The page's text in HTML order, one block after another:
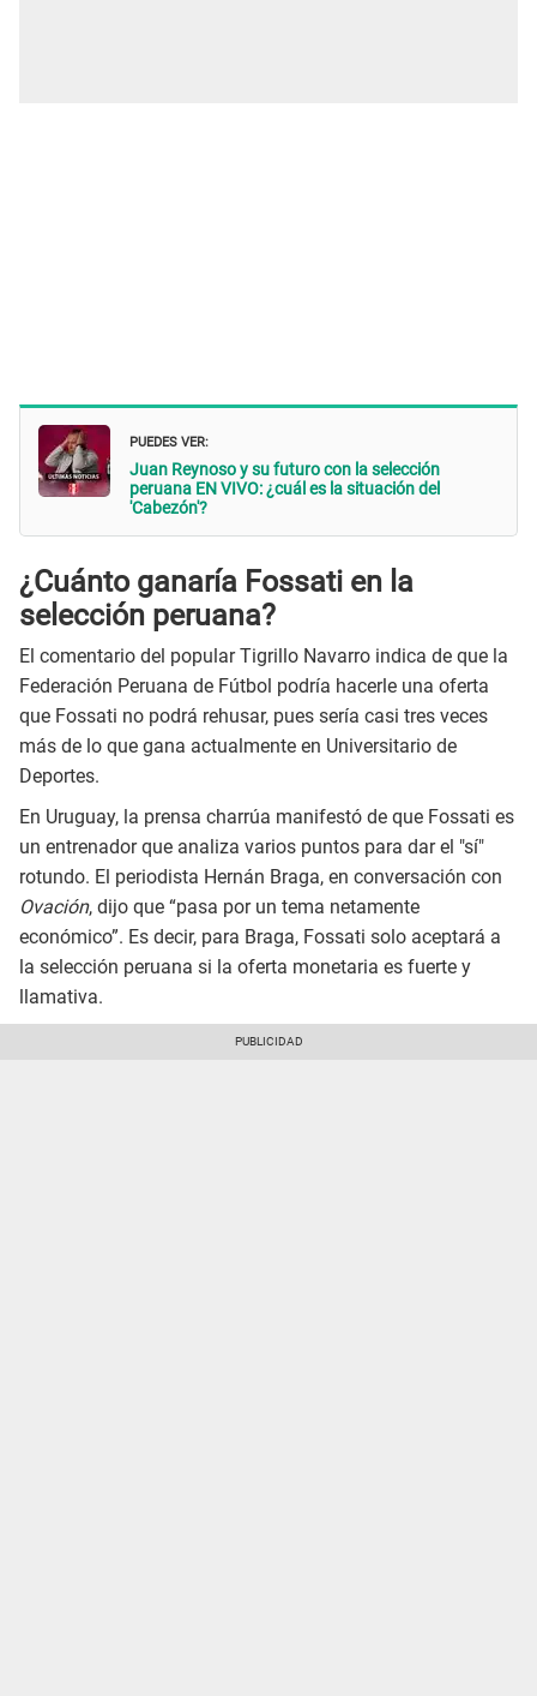
PUEDES VER:
Juan Reynoso y su futuro con la selección
peruana EN VIVO: ¿cuál es la situación del
'Cabezón'?
¿Cuánto ganaría Fossati en la
selección peruana?
El comentario del popular Tigrillo Navarro indica de que la
Federación Peruana de Fútbol podría hacerle una oferta
que Fossati no podrá rehusar, pues sería casi tres veces
más de lo que gana actualmente en Universitario de
Deportes.
En Uruguay, la prensa charrúa manifestó de que Fossati es
un entrenador que analiza varios puntos para dar el "sí"
rotundo. El periodista Hernán Braga, en conversación con
Ovación, dijo que “pasa por un tema netamente
económico”. Es decir, para Braga, Fossati solo aceptará a
la selección peruana si la oferta monetaria es fuerte y
llamativa.